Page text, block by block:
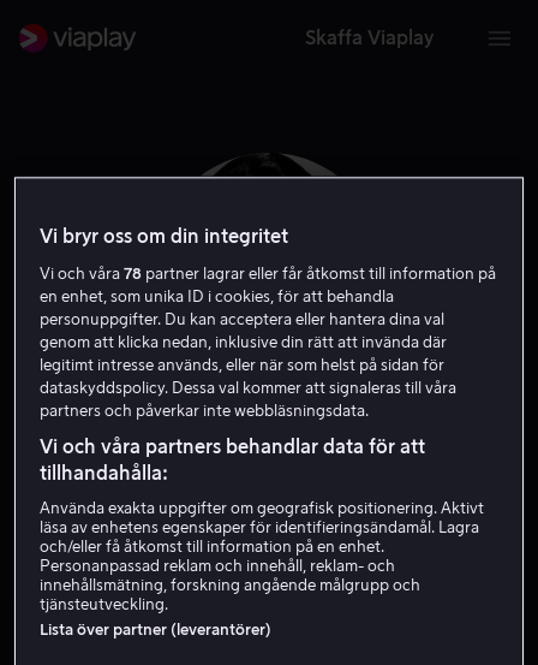
Skaffa Viaplay
Laurence Olivier
Vi bryr oss om din integritet
Vi och våra78 partner lagrar eller får åtkomst till information på
en enhet, som unika ID i cookies, för att behandla
personuppgifter. Du kan acceptera eller hantera dina val
genom att klicka nedan, inklusive din rätt att invända där
legitimt intresse används, eller när som helst på sidan för
dataskyddspolicy. Dessa val kommer att signaleras till våra
partners och påverkar inte webbläsningsdata.
Vi och våra partners behandlar data för att
tillhandahålla:
Använda exakta uppgifter om geografisk positionering. Aktivt
läsa av enhetens egenskaper för identifieringsändamål. Lagra
och/eller få åtkomst till information på en enhet.
Personanpassad reklam och innehåll, reklam- och
innehållsmätning, forskning angående målgrupp och
tjänsteutveckling.
Lista över partner (leverantörer)